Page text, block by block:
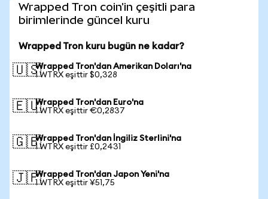
Wrapped Tron coin'in çeşitli para
birimlerinde güncel kuru
Wrapped Tron kuru bugün ne kadar?
🇺🇸Wrapped Tron'dan Amerikan Doları'na
1 WTRX eşittir $0,328
🇪🇺Wrapped Tron'dan Euro'na
1 WTRX eşittir €0,2837
🇬🇧Wrapped Tron'dan İngiliz Sterlini'na
1 WTRX eşittir £0,2431
🇯🇵Wrapped Tron'dan Japon Yeni'na
1 WTRX eşittir ¥51,75